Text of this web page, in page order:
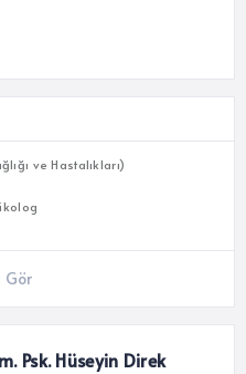
ve Hastalıkları)
Gör
Psk. Hüseyin Direk